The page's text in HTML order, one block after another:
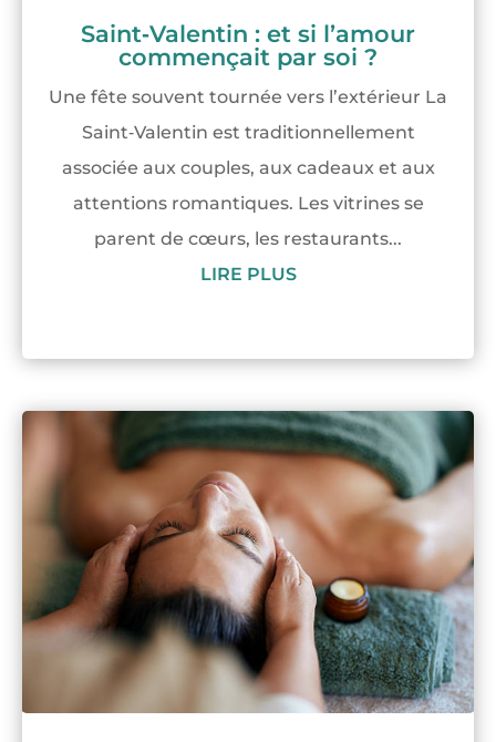
Saint‑Valentin : et si l’amour
commençait par soi ?
Une fête souvent tournée vers l’extérieur La
Saint‑Valentin est traditionnellement
associée aux couples, aux cadeaux et aux
attentions romantiques. Les vitrines se
parent de cœurs, les restaurants...
LIRE PLUS